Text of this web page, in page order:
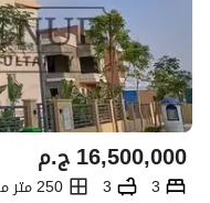
ج.م16,500,000
3
3
250 متر مربع